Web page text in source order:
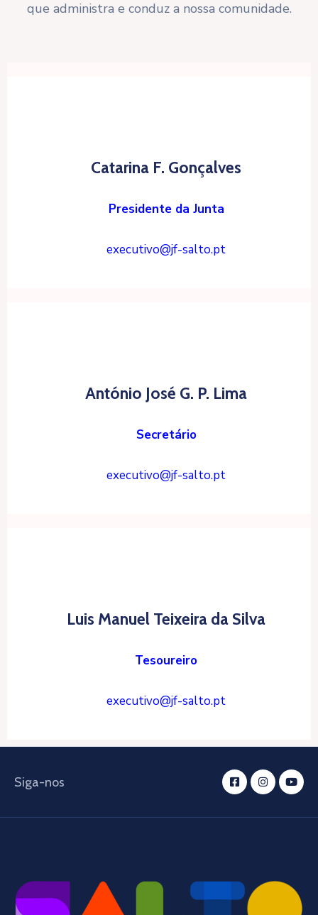
que administra e conduz a nossa comunidade.
Catarina F. Gonçalves
Presidente da Junta
executivo@jf-salto.pt
António José G. P. Lima
Secretário
executivo@jf-salto.pt
Luis Manuel Teixeira da Silva
Tesoureiro
executivo@jf-salto.pt
Siga-nos